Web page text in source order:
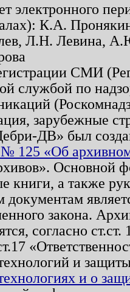
электронного
К.А.
Л.Н. Левина,
СМИ
службой по
зарубежные
ДВ» был
125 «Об
Основной
книги, а также
закона.
согласно
и
и о